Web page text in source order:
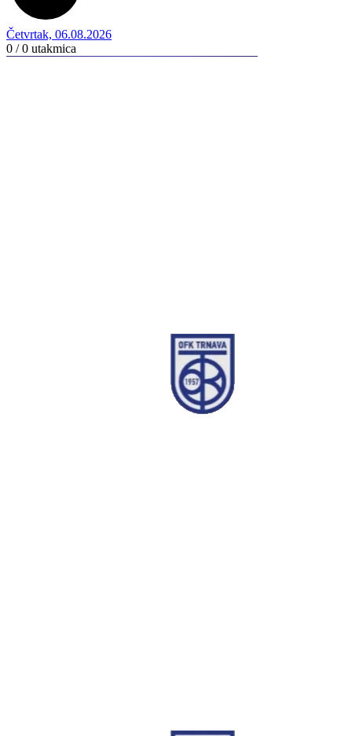
Četvrtak, 06.08.2026
0 / 0 utakmica